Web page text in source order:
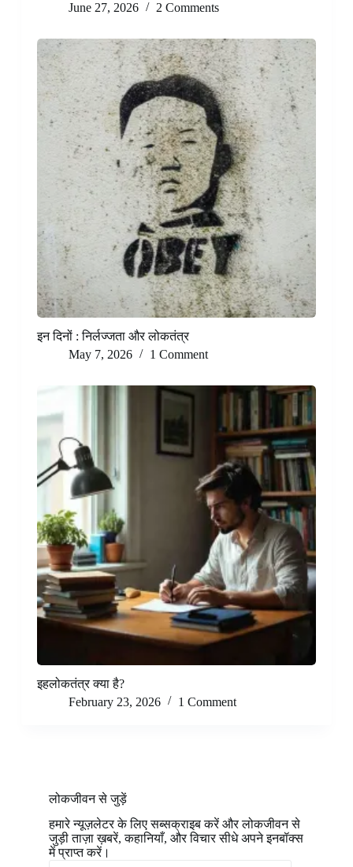
June 27, 2026
2 Comments
इन दिनों : निर्लज्जता और लोकतंत्र
May 7, 2026
1 Comment
इहलोकतंत्र क्या है?
February 23, 2026
1 Comment
लोकजीवन से जुड़ें
हमारे न्यूज़लेटर के लिए सब्सक्राइब करें और लोकजीवन से
जुड़ी ताज़ा ख़बरें, कहानियाँ, और विचार सीधे अपने इनबॉक्स
में प्राप्त करें।